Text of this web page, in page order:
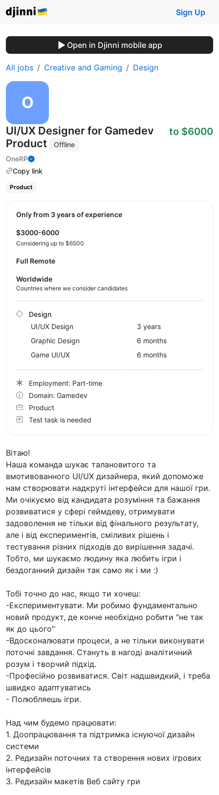
Sign Up
Open in Djinni mobile app
All jobs Creative and Gaming Design
UI/UX Designer for Gamedev
Product
Offline
OneRP
Copy link
to $6000
Product
Вітаю!
Наша команда шукає талановитого та
вмотивованного UI/UX дизайнера, який допоможе
нам створювати надкруті інтерфейси для нашої гри.
Ми очікуємо від кандидата розуміння та бажання
розвиватися у сфері геймдеву, отримувати
задоволення не тільки від фінального результату,
але і від експериментів, сміливих рішень і
тестування різних підходів до вирішення задачі.
Тобто, ми шукаємо людину яка любить ігри і
бездоганний дизайн так само як і ми :)
Тобі точно до нас, якщо ти хочеш:
-Експериментувати. Ми робимо фундаментально
новий продукт, де конче необхідно робити "не так
як до цього"
-Вдосконалювати процеси, а не тільки виконувати
поточні завдання. Стануть в нагоді аналітичний
розум і творчий підхід.
-Професійно розвиватися. Світ надшвидкий, і треба
швидко адаптуватись
- Полюбляешь ігри.
Над чим будемо працювати:
1. Доопрацювання та підтримка існуючої дизайн
системи
2. Редизайн поточних та створення нових ігрових
інтерфейсів
3. Редизайн макетів Веб сайту гри
Only from 3 years of experience
$3000-6000
Considering up to $6500
Full Remote
Worldwide
Countries where we consider candidates
Design
UI/UX Design
3 years
Graphic Design
6 months
Game UI/UX
6 months
Employment: Part-time
Domain: Gamedev
Product
Test task is needed